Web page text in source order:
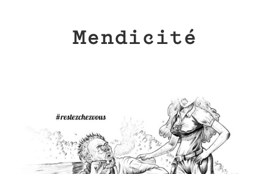
Mendicité